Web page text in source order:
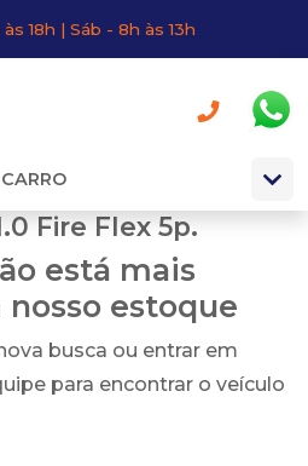
18h | Sáb - 8h às 13h
Fire Flex 5p.
está mais
estoque
busca ou entrar em
para encontrar o veículo